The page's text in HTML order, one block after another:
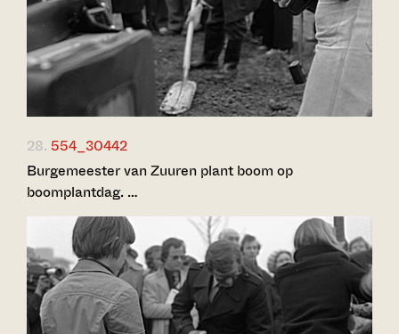
28. 554_30442
Burgemeester van Zuuren plant boom op
boomplantdag. …